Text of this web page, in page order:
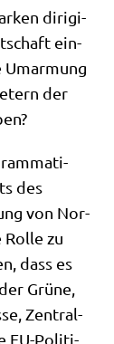
diri­gi­
ein­
Umar­mung
der
des
von Nor­
zu
dass es
Grü­ne,
Zen­tral­
EU-Poli­ti­